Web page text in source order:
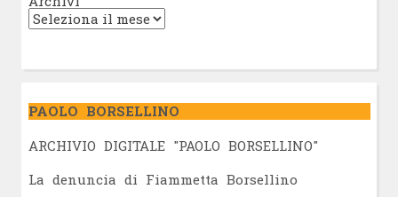
PAOLO BORSELLINO
ARCHIVIO DIGITALE "PAOLO BORSELLINO"
La denuncia di Fiammetta Borsellino